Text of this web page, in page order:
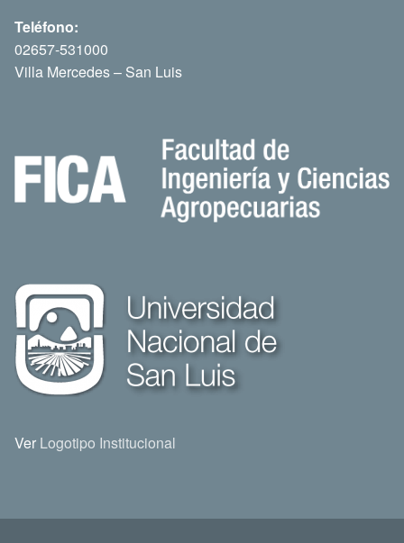
Teléfono:
02657-531000
Villa Mercedes – San Luis
Ver Logotipo Institucional